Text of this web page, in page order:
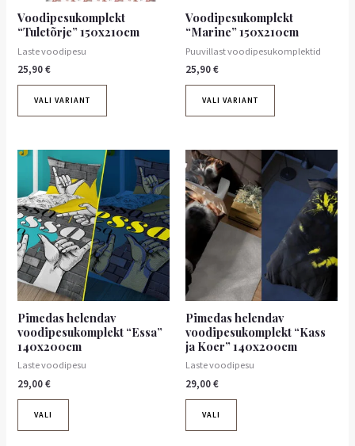
Voodipesukomplekt
“Tuletõrje” 150x210cm
Laste voodipesu
25,90€
VALI VARIANT
Voodipesukomplekt
“Marine” 150x210cm
Puuvillast voodipesukomplektid
25,90€
VALI VARIANT
Pimedas helendav
voodipesukomplekt “Essa”
140x200cm
Laste voodipesu
29,00€
VALI
Sellel
tootel
on
mitu
varianti.
Valikuid
saab
teha
tootelehel.
Pimedas helendav
voodipesukomplekt “Kass
ja Koer” 140x200cm
Laste voodipesu
29,00€
VALI
Sellel
tootel
on
mitu
varianti.
Valikuid
saab
teha
tootelehel.